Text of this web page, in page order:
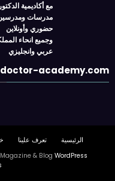
مع أكاديمية
مدرسات
حضوري وأونلاين
وجميع انحاء
عربي وانجليزي
academy.com
الرئيسية تعرف علينا
& Blog WordPress